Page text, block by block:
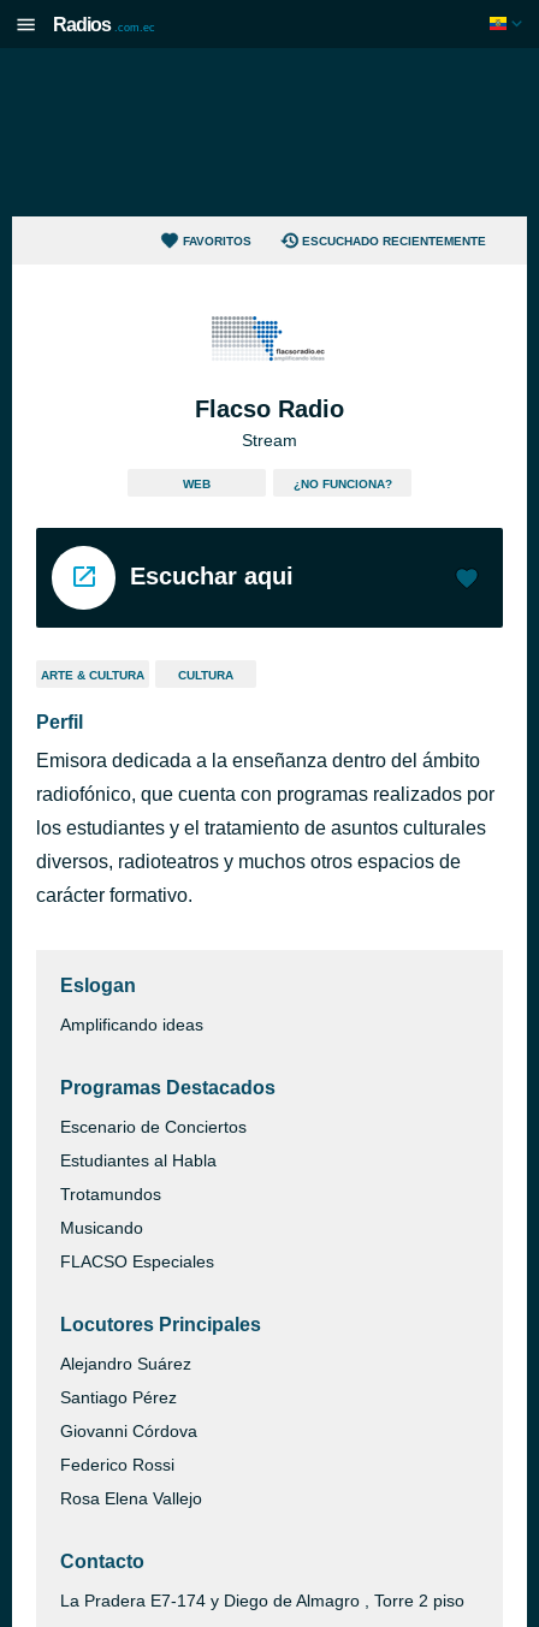
Radios .com.ec
FAVORITOS ESCUCHADO RECIENTEMENTE
Flacso Radio
Stream
WEB ¿NO FUNCIONA?
Escuchar aqui
ARTE & CULTURA CULTURA
Perfil
Emisora dedicada a la enseñanza dentro del ámbito
radiofónico, que cuenta con programas realizados por
los estudiantes y el tratamiento de asuntos culturales
diversos, radioteatros y muchos otros espacios de
carácter formativo.
Eslogan
Amplificando ideas
Programas Destacados
Escenario de Conciertos
Estudiantes al Habla
Trotamundos
Musicando
FLACSO Especiales
Locutores Principales
Alejandro Suárez
Santiago Pérez
Giovanni Córdova
Federico Rossi
Rosa Elena Vallejo
Contacto
La Pradera E7-174 y Diego de Almagro , Torre 2 piso